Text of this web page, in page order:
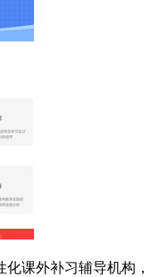
课外补习辅导机构